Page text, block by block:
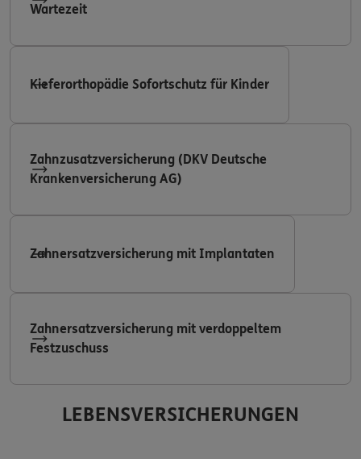
Wartezeit
Kieferorthopädie Sofortschutz für Kinder
Zahnzusatzversicherung (DKV Deutsche
Krankenversicherung AG)
Zahnersatzversicherung mit Implantaten
Zahnersatzversicherung mit verdoppeltem
Festzuschuss
LEBENSVERSICHERUNGEN